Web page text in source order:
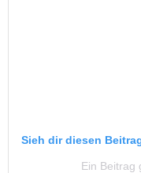
Sieh dir diesen
Ein Beitrag